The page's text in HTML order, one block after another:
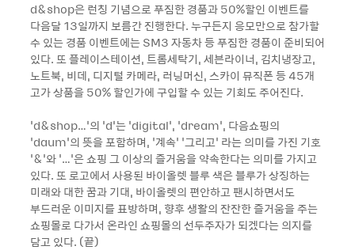
d&shop은 런칭 기념으로 푸짐한 경품과 50%할인 이벤트를
다음달 13일까지 보름간 진행한다. 누구든지 응모만으로 참가할
수 있는 경품 이벤트에는 SM3 자동차 등 푸짐한 경품이 준비되어
있다. 또 플레이스테이션, 트롬세탁기, 세븐라이너, 김치냉장고,
노트북, 비데, 디지털 카메라, 러닝머신, 스카이 뮤직폰 등 45개
고가 상품을 50% 할인가에 구입할 수 있는 기회도 주어진다.
‘d&shop…’의 ‘d’는 ‘digital’, ‘dream’, 다음쇼핑의
‘daum’의 뜻을 포함하며, ‘계속’ ‘그리고’ 라는 의미를 가진 기호
‘&’와 ‘…’은 쇼핑 그 이상의 즐거움을 약속한다는 의미를 가지고
있다. 또 로고에서 사용된 바이올렛 블루 색은 블루가 상징하는
미래와 대한 꿈과 기대, 바이올렛의 편안하고 팬시하면서도
부드러운 이미지를 표방하며, 향후 생활의 잔잔한 즐거움을 주는
쇼핑몰로 다가서 온라인 쇼핑몰의 선두주자가 되겠다는 의지를
담고 있다. (끝)